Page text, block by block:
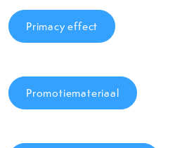
Primacy effect
Promotiemateriaal